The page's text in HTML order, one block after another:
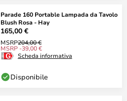
Parade 160 Portable Lampada da Tavolo
Blush Rosa - Hay
165,00 €
MSRP204,00 €
MSRP -39,00 €
Scheda informativa
Disponibile